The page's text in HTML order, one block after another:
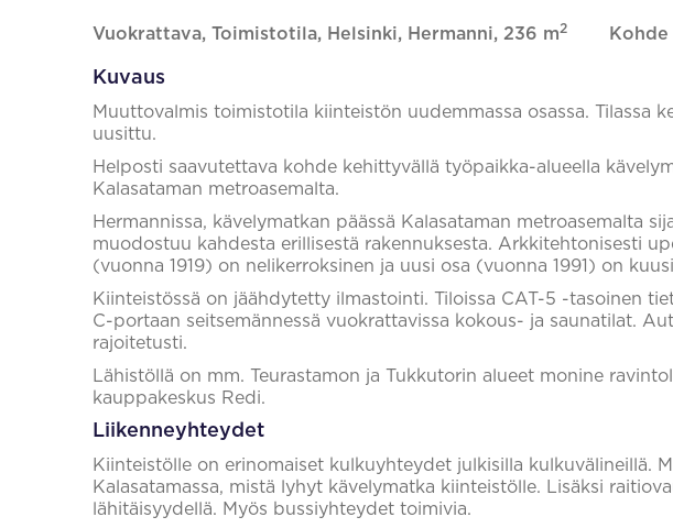
Vuokrattava, Toimistotila, Helsinki, Hermanni, 236 m2 Kohde
Kuvaus
Muuttovalmis toimistotila kiinteistön uudemmassa osassa. Tilassa
uusittu.
Helposti saavutettava kohde kehittyvällä työpaikka-alueella
Kalasataman metroasemalta.
Hermannissa, kävelymatkan päässä Kalasataman metroasemalta
muodostuu kahdesta erillisestä rakennuksesta. Arkkitehtonisesti
(vuonna 1919) on nelikerroksinen ja uusi osa (vuonna 1991) on
Kiinteistössä on jäähdytetty ilmastointi. Tiloissa CAT-5 -tasoinen
C-portaan seitsemännessä vuokrattavissa kokous- ja saunatilat.
rajoitetusti.
Lähistöllä on mm. Teurastamon ja Tukkutorin alueet monine
kauppakeskus Redi.
Liikenneyhteydet
Kiinteistölle on erinomaiset kulkuyhteydet julkisilla kulkuvälineillä.
Kalasatamassa, mistä lyhyt kävelymatka kiinteistölle. Lisäksi
lähitäisyydellä. Myös bussiyhteydet toimivia.